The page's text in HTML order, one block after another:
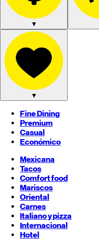
▼
▼
Fine Dining
Premium
Casual
Económico
Mexicana
Tacos
Comfort food
Mariscos
Oriental
Carnes
Italiano y pizza
Internacional
Hotel